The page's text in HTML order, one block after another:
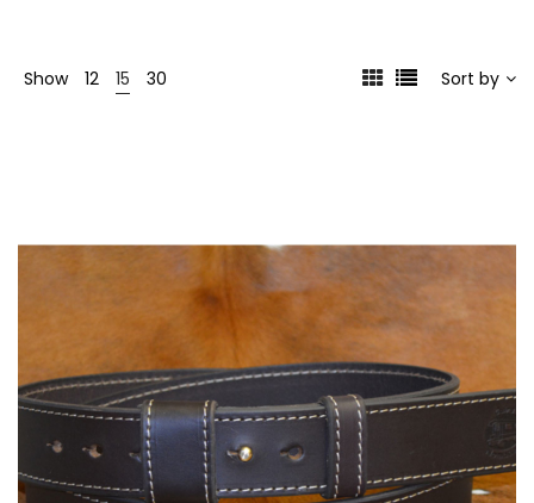
Show 12 15 30 Sort by